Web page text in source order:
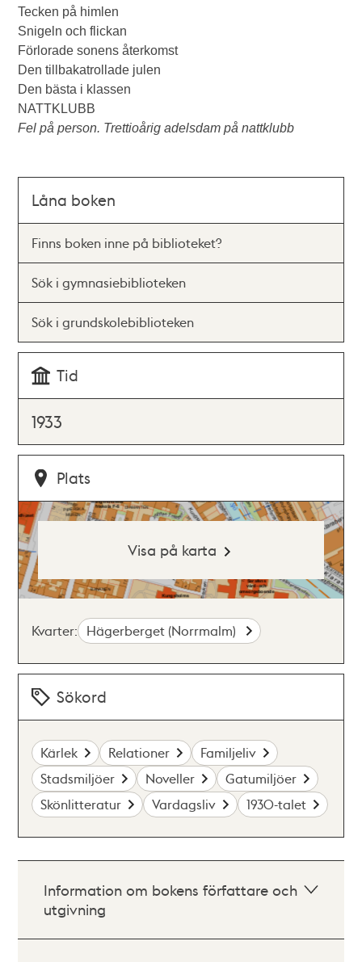
Tecken på himlen
Snigeln och flickan
Förlorade sonens återkomst
Den tillbakatrollade julen
Den bästa i klassen
NATTKLUBB
Fel på person. Trettioårig adelsdam på nattklubb
Låna boken
Finns boken inne på biblioteket?
Sök i gymnasiebiblioteken
Sök i grundskolebiblioteken
Tid
1933
Plats
Visa på karta
Kvarter: Hägerberget (Norrmalm)
Sökord
Kärlek Relationer
Familjeliv
Stadsmiljöer
Noveller
Gatumiljöer
Skönlitteratur
Vardagsliv 1930-talet
Information om bokens författare och
utgivning